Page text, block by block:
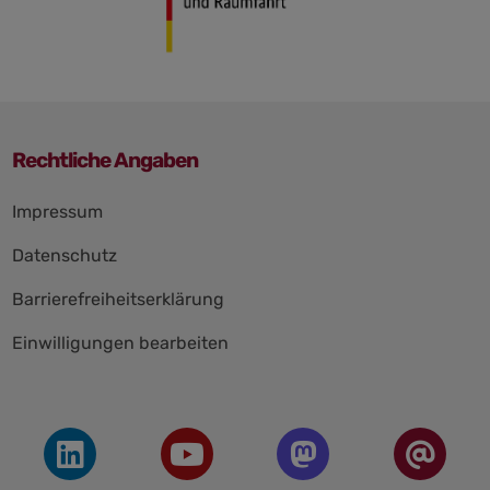
Rechtliche Angaben
überspringen
Impressum
Datenschutz
Barrierefreiheitserklärung
Einwilligungen bearbeiten